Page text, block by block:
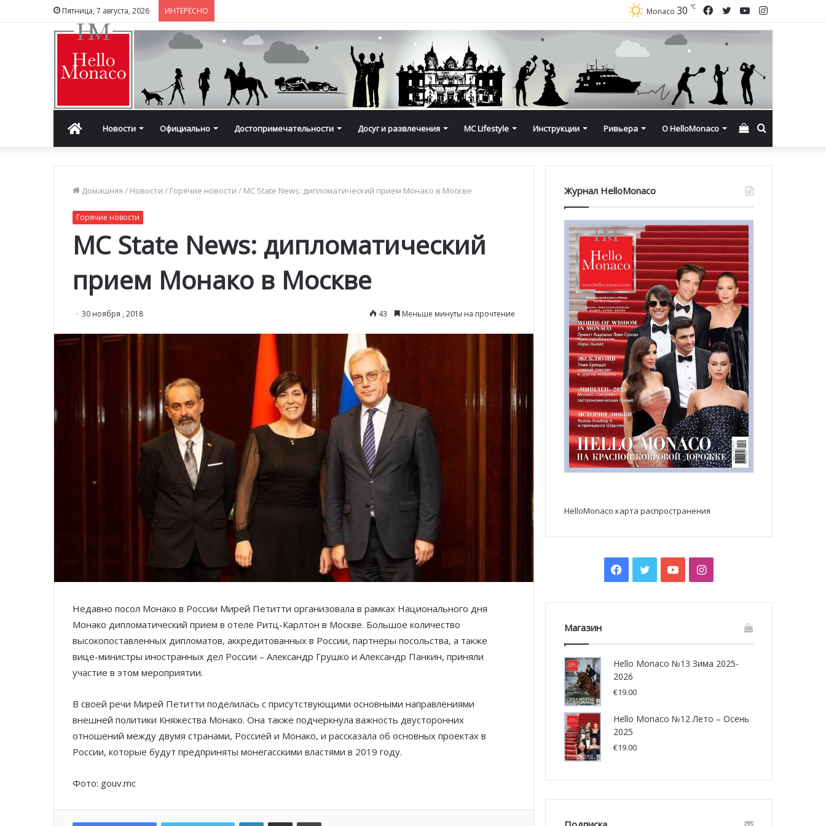
Пятница, 7 августа, 2026 ИНТЕРЕСНО Instagram
YouTube
Twitter
Facebook
Monaco 30 ℃
ГлавнаяНовости Официально Достопримечательности Досуг и развлечения MC Lifestyle Инструкции Ривьера О HelloMonaco Смотреть
корзину
Домашняя / Новости / Горячие новости / MC State News: дипломатический прием Монако в Москве
Горячие новости
MC State News: дипломатический
прием Монако в Москве
30 ноября , 2018 43 Меньше минуты на прочтение
Недавно посол Монако в России Мирей Петитти организовала в рамках Национального дня
Монако дипломатический прием в отеле Ритц-Карлтон в Москве. Большое количество
высокопоставленных дипломатов, аккредитованных в России, партнеры посольства, а также
вице-министры иностранных дел России – Александр Грушко и Александр Панкин, приняли
участие в этом мероприятии.
В своей речи Мирей Петитти поделилась с присутствующими основными направлениями
внешней политики Княжества Монако. Она также подчеркнула важность двусторонних
отношений между двумя странами, Россией и Монако, и рассказала об основных проектах в
России, которые будут предприняты монегасскими властями в 2019 году.
Фото: gouv.mc
LinkedInПоделиться по электронной почте Распечатать
Красного Креста Монако
Шарль Леклер вновь в борьбе:
Ferrari набирает скорость перед
партнёрство ради безопасных
летних ночей
В Монако раскрыли мошенничество
От Нью-Йорка до Монако: BIG ART
Журнал HelloMonaco
HelloMonaco карта распространения
Facebook
TwitterYouTubeInstagram
Магазин
Hello Monaco №13 Зима 2025-
2026
€19.00
Hello Monaco №12 Лето – Осень
2025
€19.00